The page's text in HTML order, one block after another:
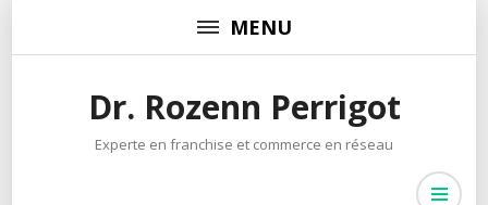
au
(Pressez
MENU
Dr. Rozenn Perrigot
Experte en franchise et commerce en réseau